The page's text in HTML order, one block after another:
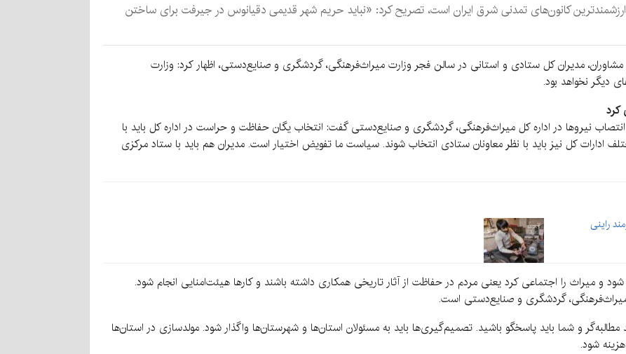
کانون‌های تمدنی شرق ایران است، تصریح کرد: «نباید حریم شهر قدیمی دقیانوس در جیرفت برای ساختن
مدیران کل ستادی و استانی در سالن فجر وزارت میراث‌فرهنگی، گردشگری و صنایع‌دستی، اظهار کرد: وزارت
دیگر نخواهد بود.
کرد
نیروها در اداره کل میراث‌فرهنگی، گردشگری و صنایع‌دستی گفت: انتخاب یگان حفاظت و حراست در اداره کل باید با
ادارات کل نیز باید با نظر معاونان ستادی انتخاب شوند. سیاست ما تفویض اختیار است. مدیران هم باید با ستاد مرکزی
شود و میراث را اجتماعی کرد یعنی مردم در حفاظت از آثار تاریخی همکاری داشته باشند و کارها هیئت‌امنایی انجام شود.
گردشگری و صنایع‌دستی است.
مطالبه‌گر و شما باید پاسخگو باشید. تصمیم‌گیری‌ها باید به مسئولان استان‌ها و شهرستان‌ها واگذار شود. مولدسازی در استان‌ها
شود.